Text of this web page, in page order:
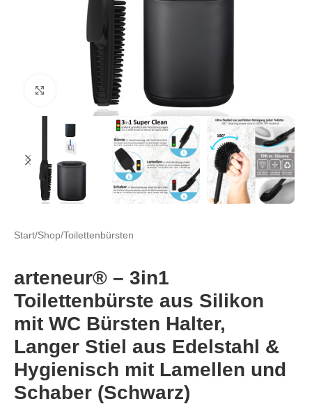
Click to enlarge
Start/Shop/Toilettenbürsten
arteneur® – 3in1
Toilettenbürste aus Silikon
mit WC Bürsten Halter,
Langer Stiel aus Edelstahl &
Hygienisch mit Lamellen und
Schaber (Schwarz)